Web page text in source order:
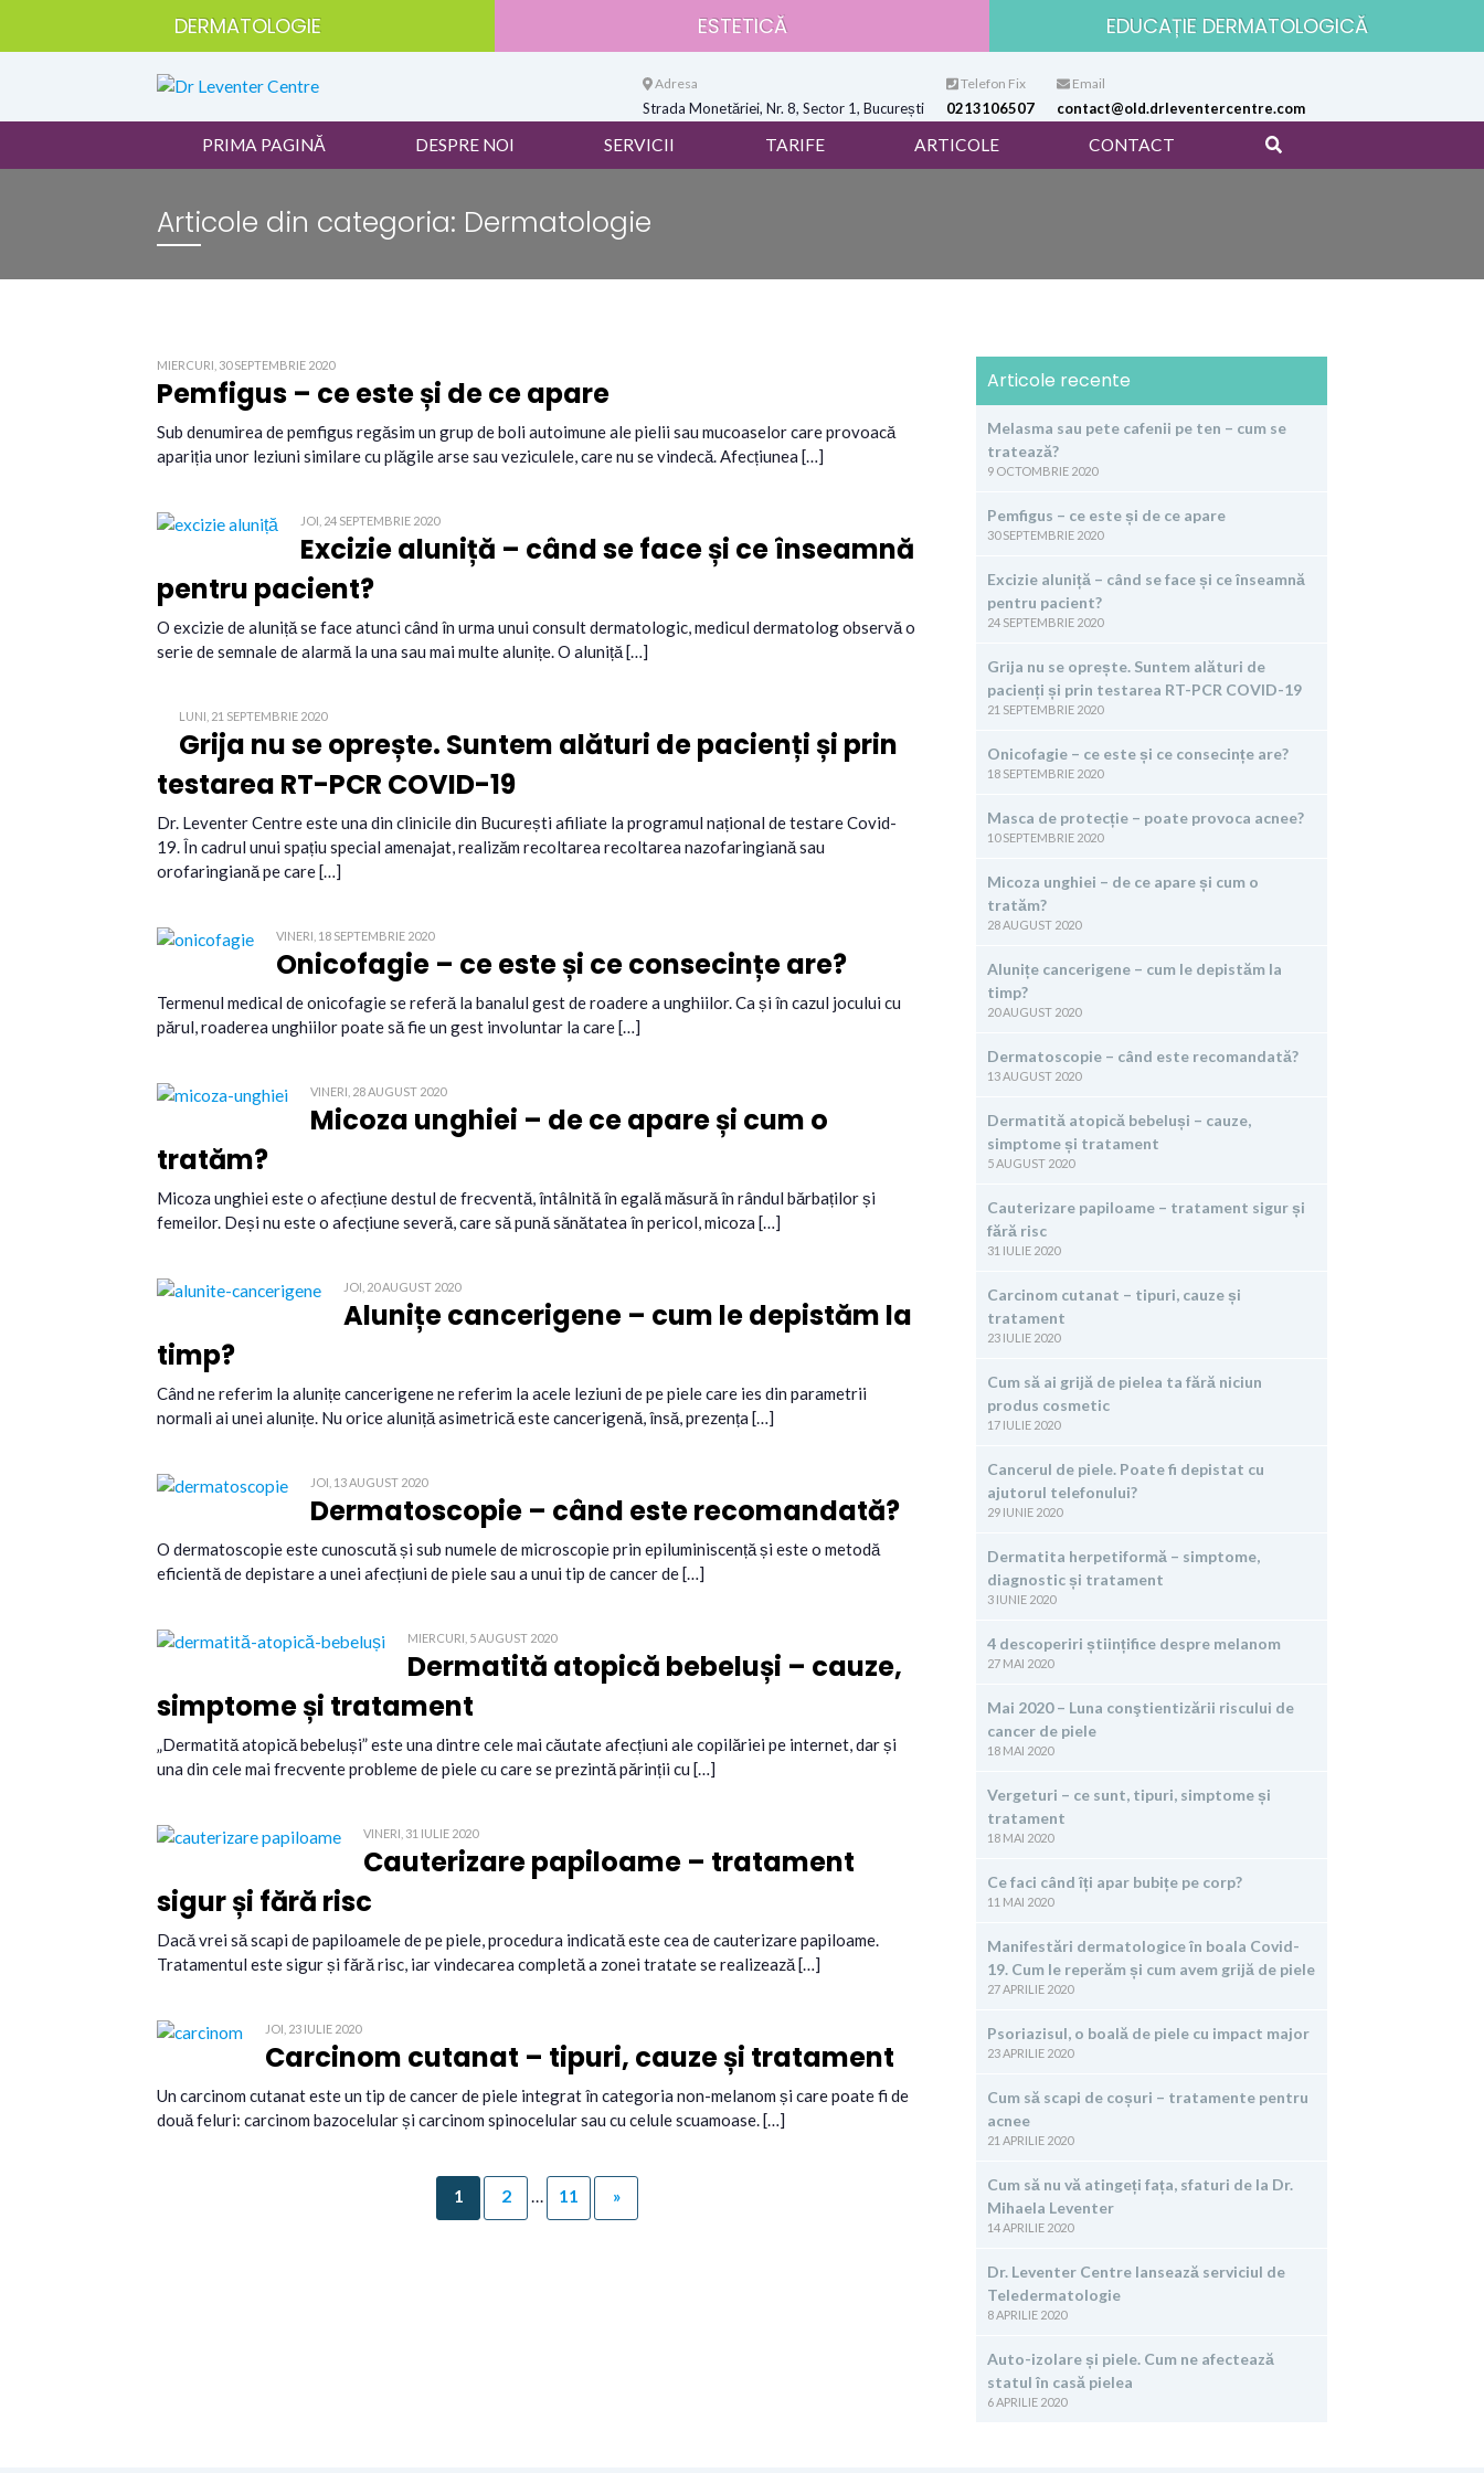
DERMATOLOGIE ESTETICĂ EDUCAȚIE DERMATOLOGICĂ
Adresa
Strada Monetăriei, Nr. 8, Sector 1, București
Telefon Fix
0213106507
Email
contact@old.drleventercentre.com
PRIMA PAGINĂ DESPRE NOI SERVICII TARIFE ARTICOLE CONTACT
Articole din categoria: Dermatologie
MIERCURI, 30 SEPTEMBRIE 2020
Pemfigus – ce este și de ce apare
Sub denumirea de pemfigus regăsim un grup de boli autoimune ale pielii sau mucoaselor care provoacă
apariția unor leziuni similare cu plăgile arse sau veziculele, care nu se vindecă. Afecțiunea […]
JOI, 24 SEPTEMBRIE 2020
Excizie aluniță – când se face și ce înseamnă
pentru pacient?
O excizie de aluniță se face atunci când în urma unui consult dermatologic, medicul dermatolog observă o
serie de semnale de alarmă la una sau mai multe alunițe. O aluniță […]
LUNI, 21 SEPTEMBRIE 2020
Grija nu se oprește. Suntem alături de pacienți și prin
testarea RT-PCR COVID-19
Dr. Leventer Centre este una din clinicile din București afiliate la programul național de testare Covid-
19. În cadrul unui spațiu special amenajat, realizăm recoltarea recoltarea nazofaringiană sau
orofaringiană pe care […]
VINERI, 18 SEPTEMBRIE 2020
Onicofagie – ce este și ce consecințe are?
Termenul medical de onicofagie se referă la banalul gest de roadere a unghiilor. Ca și în cazul jocului cu
părul, roaderea unghiilor poate să fie un gest involuntar la care […]
VINERI, 28 AUGUST 2020
Micoza unghiei – de ce apare și cum o
tratăm?
Micoza unghiei este o afecțiune destul de frecventă, întâlnită în egală măsură în rândul bărbaților și
femeilor. Deși nu este o afecțiune severă, care să pună sănătatea în pericol, micoza […]
JOI, 20 AUGUST 2020
Alunițe cancerigene – cum le depistăm la
timp?
Când ne referim la alunițe cancerigene ne referim la acele leziuni de pe piele care ies din parametrii
normali ai unei alunițe. Nu orice aluniță asimetrică este cancerigenă, însă, prezența […]
JOI, 13 AUGUST 2020
Dermatoscopie – când este recomandată?
O dermatoscopie este cunoscută și sub numele de microscopie prin epiluminiscență și este o metodă
eficientă de depistare a unei afecțiuni de piele sau a unui tip de cancer de […]
MIERCURI, 5 AUGUST 2020
Dermatită atopică bebeluși – cauze,
simptome și tratament
„Dermatită atopică bebeluși” este una dintre cele mai căutate afecțiuni ale copilăriei pe internet, dar și
una din cele mai frecvente probleme de piele cu care se prezintă părinții cu […]
VINERI, 31 IULIE 2020
Cauterizare papiloame – tratament
sigur și fără risc
Dacă vrei să scapi de papiloamele de pe piele, procedura indicată este cea de cauterizare papiloame.
Tratamentul este sigur și fără risc, iar vindecarea completă a zonei tratate se realizează […]
JOI, 23 IULIE 2020
Carcinom cutanat – tipuri, cauze și tratament
Un carcinom cutanat este un tip de cancer de piele integrat în categoria non-melanom și care poate fi de
două feluri: carcinom bazocelular și carcinom spinocelular sau cu celule scuamoase. […]
1 2 … 11 »
Articole recente
Melasma sau pete cafenii pe ten – cum se
tratează?
9 OCTOMBRIE 2020
Pemfigus – ce este și de ce apare
30 SEPTEMBRIE 2020
Excizie aluniță – când se face și ce înseamnă
pentru pacient?
24 SEPTEMBRIE 2020
Grija nu se oprește. Suntem alături de
pacienți și prin testarea RT-PCR COVID-19
21 SEPTEMBRIE 2020
Onicofagie – ce este și ce consecințe are?
18 SEPTEMBRIE 2020
Masca de protecție – poate provoca acnee?
10 SEPTEMBRIE 2020
Micoza unghiei – de ce apare și cum o
tratăm?
28 AUGUST 2020
Alunițe cancerigene – cum le depistăm la
timp?
20 AUGUST 2020
Dermatoscopie – când este recomandată?
13 AUGUST 2020
Dermatită atopică bebeluși – cauze,
simptome și tratament
5 AUGUST 2020
Cauterizare papiloame – tratament sigur și
fără risc
31 IULIE 2020
Carcinom cutanat – tipuri, cauze și
tratament
23 IULIE 2020
Cum să ai grijă de pielea ta fără niciun
produs cosmetic
17 IULIE 2020
Cancerul de piele. Poate fi depistat cu
ajutorul telefonului?
29 IUNIE 2020
Dermatita herpetiformă – simptome,
diagnostic și tratament
3 IUNIE 2020
4 descoperiri științifice despre melanom
27 MAI 2020
Mai 2020 – Luna conştientizării riscului de
cancer de piele
18 MAI 2020
Vergeturi – ce sunt, tipuri, simptome și
tratament
18 MAI 2020
Ce faci când îți apar bubițe pe corp?
11 MAI 2020
Manifestări dermatologice în boala Covid-
19. Cum le reperăm și cum avem grijă de piele
27 APRILIE 2020
Psoriazisul, o boală de piele cu impact major
23 APRILIE 2020
Cum să scapi de coșuri – tratamente pentru
acnee
21 APRILIE 2020
Cum să nu vă atingeți fața, sfaturi de la Dr.
Mihaela Leventer
14 APRILIE 2020
Dr. Leventer Centre lansează serviciul de
Teledermatologie
8 APRILIE 2020
Auto-izolare și piele. Cum ne afectează
statul în casă pielea
6 APRILIE 2020